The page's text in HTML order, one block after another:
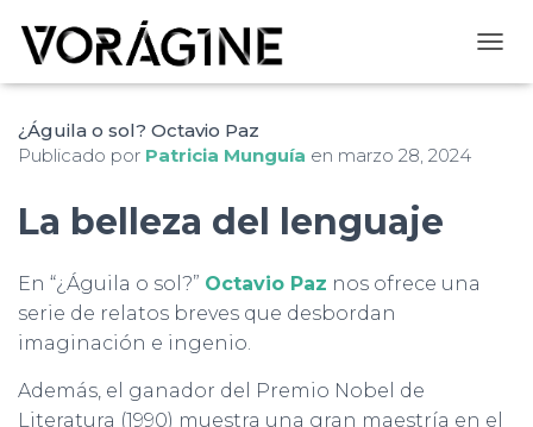
¿Águila o sol? Octavio Paz
Publicado por Patricia Munguía en marzo 28, 2024
La belleza del lenguaje
En “¿Águila o sol?” Octavio Paz nos ofrece una
serie de relatos breves que desbordan
imaginación e ingenio.
Además, el ganador del Premio Nobel de
Literatura (1990) muestra una gran maestría en el